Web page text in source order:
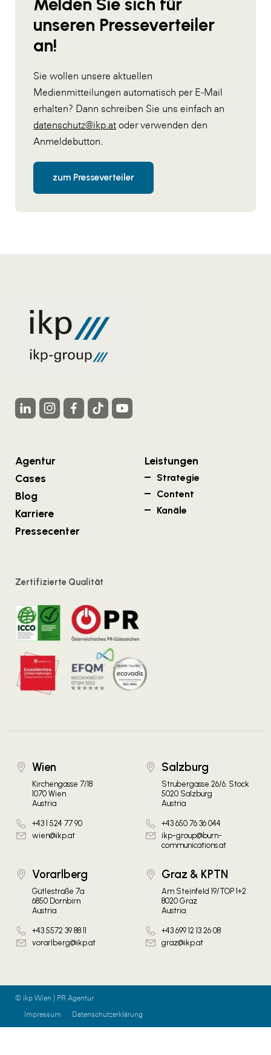
unseren Presseverteiler
an!
Sie wollen unsere aktuellen
Medienmitteilungen automatisch per E-Mail
erhalten? Dann schreiben Sie uns einfach an
datenschutz@ikp.at oder verwenden den
Anmeldebutton.
zum Presseverteiler
Agentur
Cases
Blog
Karriere
Pressecenter
Leistungen
Strategie
Content
Kanäle
Zertifizierte Qualität
Wien
Kirchengasse 7/18
1070 Wien
Austria
+43 1 524 77 90
wien@ikp.at
Salzburg
Strubergasse 26/6. Stock
5020 Salzburg
Austria
+43 650 76 36 044
ikp-group@burn-
communications.at
Vorarlberg
Gütlestraße 7a
6850 Dornbirn
Austria
+43 5572 39 88 11
vorarlberg@ikp.at
Graz & KPTN
Am Steinfeld 19/TOP 1+2
8020 Graz
Austria
+43 699 12 13 26 08
graz@ikp.at
© ikp Wien | PR Agentur
Impressum
Datenschutzerklärung